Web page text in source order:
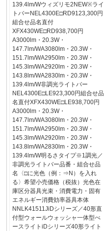
139.4lm/Wウィズリモ2NEW※ライ
トバーNEL4300E□RD9123,300円
組合せ品名直付
XFX430WE□RD938,700円
A3000lm・20.3W・
147.7lm/WA3080lm・20.3W・
151.7lm/WA2950lm・20.3W・
145.3lm/WA2920lm・20.3W・
143.8lm/WA2830lm・20.3W・
139.4lm/W非調光ライトバー
NEL4300E□LE923,300円組合せ品
名直付XFX430WE□LE938,700円
A3000lm・20.3W・
147.7lm/WA3080lm・20.3W・
151.7lm/WA2950lm・20.3W・
145.3lm/WA2920lm・20.3W・
143.8lm/WA2830lm・20.3W・
139.4lm/W明るさタイプ※1調光／
非調光ライトバー品番・組合せ品
名〈□に光色（例：⇒N）を入れ
る〉希望小売価格（税抜）光色在
庫区分器具光束・消費電力・固有
エネルギー消費効率器具本体
NNLK41511JiDシリーズ／40形直
付型ウォールウォッシャ一体型べ
ースライトiDシリーズ40形ライト